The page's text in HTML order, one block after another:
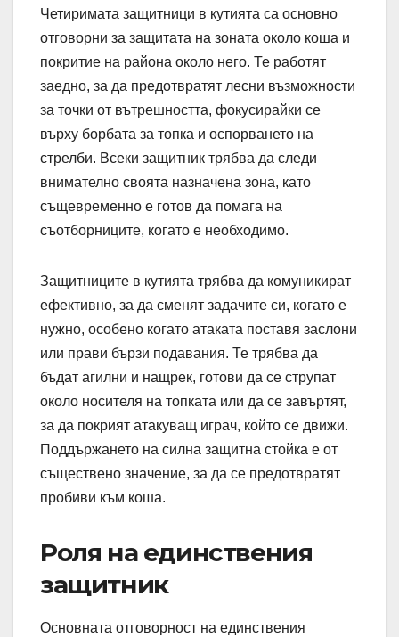
Четиримата защитници в кутията са основно
отговорни за защитата на зоната около коша и
покритие на района около него. Те работят
заедно, за да предотвратят лесни възможности
за точки от вътрешността, фокусирайки се
върху борбата за топка и оспорването на
стрелби. Всеки защитник трябва да следи
внимателно своята назначена зона, като
същевременно е готов да помага на
съотборниците, когато е необходимо.
Защитниците в кутията трябва да комуникират
ефективно, за да сменят задачите си, когато е
нужно, особено когато атаката поставя заслони
или прави бързи подавания. Те трябва да
бъдат агилни и нащрек, готови да се струпат
около носителя на топката или да се завъртят,
за да покрият атакуващ играч, който се движи.
Поддържането на силна защитна стойка е от
съществено значение, за да се предотвратят
пробиви към коша.
Роля на единствения
защитник
Основната отговорност на единствения